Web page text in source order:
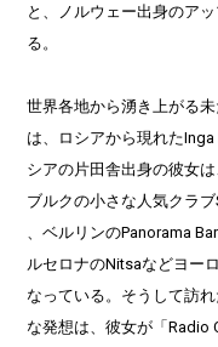
と、ノルウェー出身のア
る。
世界各地から湧き上がる
は、ロシアから現れた
シアの片田舎出身の彼女
ブルクの小さな人気クラ
、ベルリンのPanorama
ルセロナのNitsaなどヨー
な っている。そうして訪
な発想は、彼女が「Radio